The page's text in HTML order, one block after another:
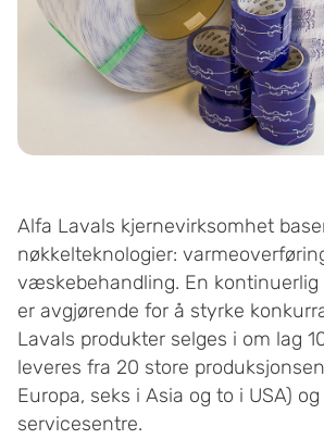
Alfa Lavals kjernevirksomhet
nøkkelteknologier:
væskebehandling. En
er avgjørende for å styrke
Lavals produkter selges i om lag
leveres fra 20 store
Europa, seks i Asia og to i USA) og
servicesentre.